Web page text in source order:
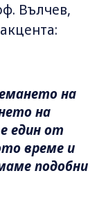
Вълчев,
на
на
един от
време и
подобни